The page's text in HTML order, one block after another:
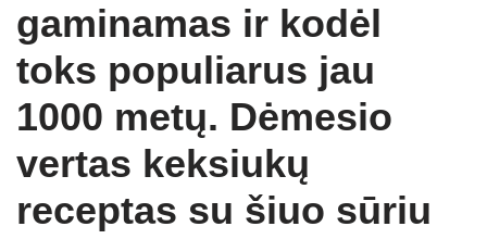
gaminamas ir kodėl
toks populiarus jau
1000 metų. Dėmesio
vertas keksiukų
receptas su šiuo sūriu